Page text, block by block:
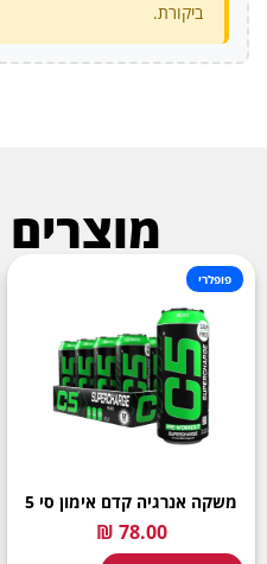
ביקורת.
מוצרים
פופלרי
משקה אנרגיה קדם אימון סי 5
‏78.00 ₪